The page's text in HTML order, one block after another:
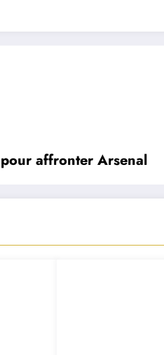
affronter Arsenal